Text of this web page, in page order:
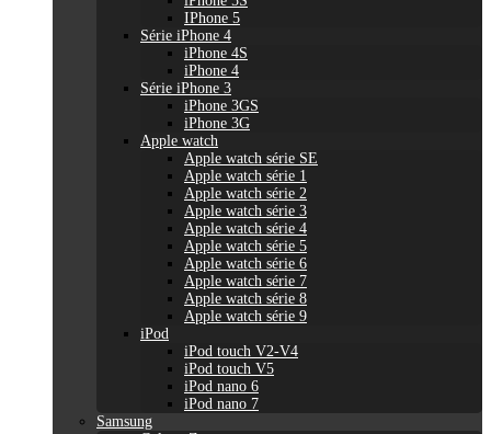
IPhone 5
Série iPhone 4
iPhone 4S
iPhone 4
Série iPhone 3
iPhone 3GS
iPhone 3G
Apple watch
Apple watch série SE
Apple watch série 1
Apple watch série 2
Apple watch série 3
Apple watch série 4
Apple watch série 5
Apple watch série 6
Apple watch série 7
Apple watch série 8
Apple watch série 9
iPod
iPod touch V2-V4
iPod touch V5
iPod nano 6
iPod nano 7
Samsung